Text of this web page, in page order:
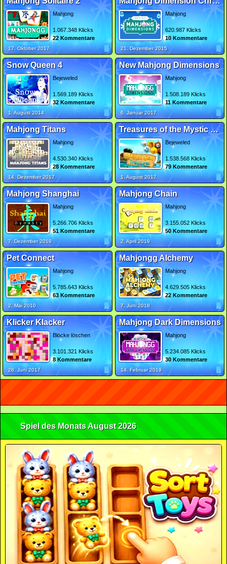
Mahjong
1.067.348 Klicks
22 Kommentare
17. Oktober 2017
Mahjong
620.987 Klicks
10 Kommentare
21. Dezember 2015
Snow Queen 4
Bejeweled
1.569.189 Klicks
32 Kommentare
1. August 2014
New Mahjong Dimensions
Mahjong
1.508.189 Klicks
11 Kommentare
6. Januar 2017
Mahjong Titans
Mahjong
4.530.340 Klicks
28 Kommentare
14. Dezember 2017
Treasures of the Mystic Sea 2
Bejeweled
1.538.568 Klicks
79 Kommentare
1. August 2017
Mahjong Shanghai
Mahjong
5.266.706 Klicks
51 Kommentare
7. Dezember 2019
Mahjong Chain
Mahjong
3.155.052 Klicks
50 Kommentare
2. April 2019
Pet Connect
Mahjong
5.785.643 Klicks
63 Kommentare
2. Mai 2010
Mahjongg Alchemy
Mahjong
4.629.505 Klicks
22 Kommentare
7. Juni 2018
Klicker Klacker
Blöcke löschen
3.101.321 Klicks
8 Kommentare
28. Juni 2017
Mahjong Dark Dimensions
Mahjong
5.234.085 Klicks
30 Kommentare
14. Februar 2019
Spiel des Monats August 2026